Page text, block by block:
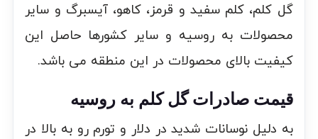
گل کلم، کلم سفید و قرمز، کاهو، آیسبرگ و سایر
محصولات به روسیه و سایر کشورها حاصل این
کیفیت بالای محصولات در این منطقه می باشد.
قیمت صادرات گل کلم به روسیه
به دلیل نوسانات شدید در دلار و تورم رو به بالا در